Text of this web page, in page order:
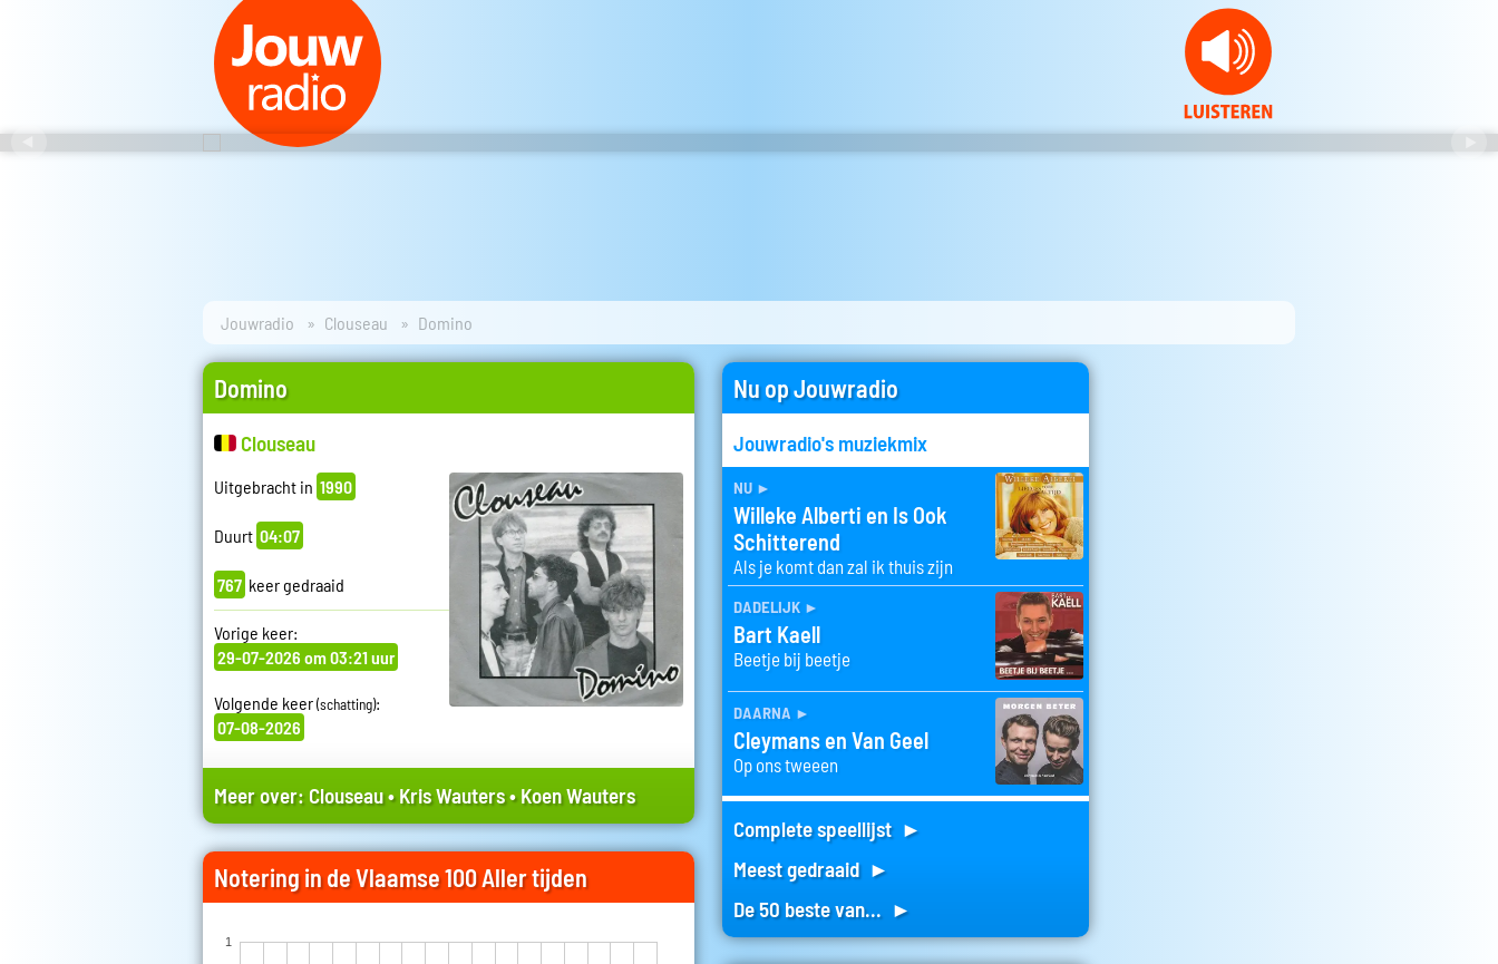
Jouwradio Clouseau Domino
Domino
Clouseau
Uitgebracht in 1990
Duurt 04:07
767 keer gedraaid
Vorige keer:
29-07-2026 om 03:21 uur
Volgende keer(schatting):
07-08-2026
Meer over: Clouseau•Kris Wauters•Koen Wauters
Notering in de Vlaamse 100 Aller tijden
1
Nu op Jouwradio
Jouwradio's muziekmix
nu ►
Willeke Alberti en Is Ook
Schitterend
Als je komt dan zal ik thuis zijn
dadelijk ►
Bart Kaell
Beetje bij beetje
daarna ►
Cleymans en Van Geel
Op ons tweeen
Complete speellijst ►
Meest gedraaid ►
De 50 beste van... ►